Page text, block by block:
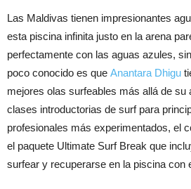
Las Maldivas tienen impresionantes
esta piscina infinita justo en la arena
perfectamente con las aguas azules,
poco conocido es que Anantara Dhigu
mejores olas surfeables más allá de su
clases introductorias de surf para
profesionales más experimentados, el
el paquete Ultimate Surf Break que
surfear y recuperarse en la piscina con